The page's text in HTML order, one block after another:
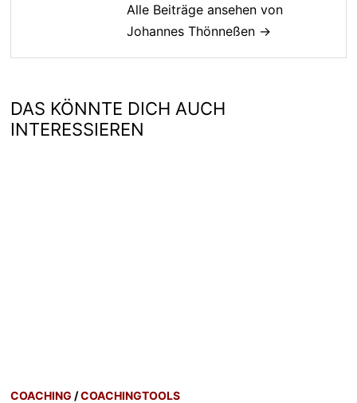
Alle Beiträge ansehen von
Johannes Thönneßen →
DAS KÖNNTE DICH AUCH
INTERESSIEREN
COACHING /COACHINGTOOLS